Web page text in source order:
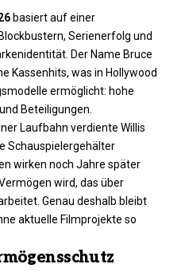
basiert auf einer
Serienerfolg und
Der Name Bruce
Kassenhits, was in Hollywood
ermöglicht: hohe
Beteiligungen.
Laufbahn verdiente Willis
Schauspielergehälter
wirken noch Jahre später
wird, das über
Genau deshalb bleibt
aktuelle Filmprojekte so